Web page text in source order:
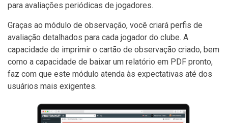
para avaliações periódicas de jogadores.
Graças ao módulo de observação, você criará perfis de
avaliação detalhados para cada jogador do clube. A
capacidade de imprimir o cartão de observação criado, bem
como a capacidade de baixar um relatório em PDF pronto,
faz com que este módulo atenda às expectativas até dos
usuários mais exigentes.